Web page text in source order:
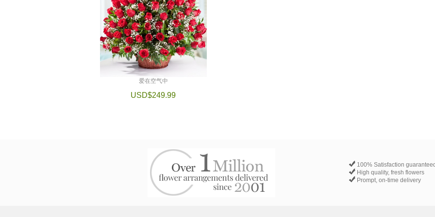
爱在空气中
USD$249.99
100% Satisfaction
High quality, fresh flowers
Prompt, on-time delivery